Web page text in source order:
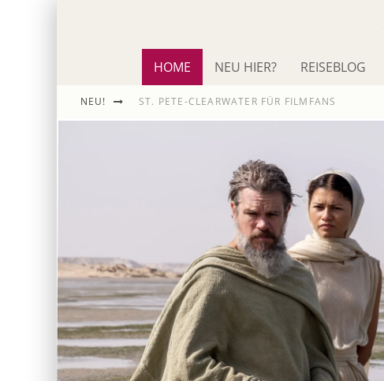
HOME NEU HIER? REISEBLOG
NEU! ST. PETE-CLEARWATER FÜR FILMFANS